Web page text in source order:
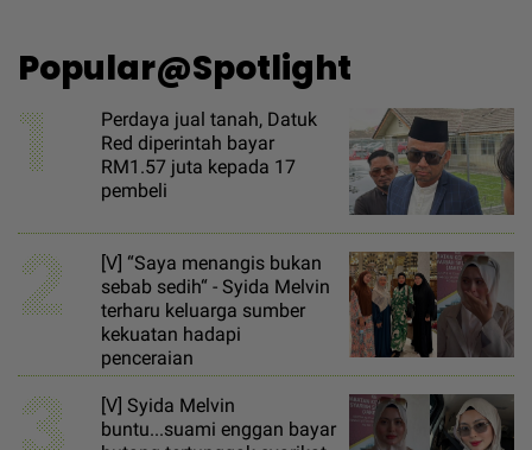
Popular@Spotlight
1
Perdaya jual tanah, Datuk
Red diperintah bayar
RM1.57 juta kepada 17
pembeli
2
[V] “Saya menangis bukan
sebab sedih“ - Syida Melvin
terharu keluarga sumber
kekuatan hadapi
penceraian
[V] Syida Melvin
buntu...suami enggan bayar